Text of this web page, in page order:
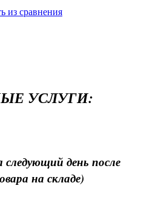
из сравнения
УСЛУГИ:
день после
на складе)